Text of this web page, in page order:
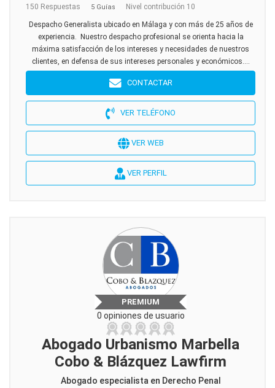
150 Respuestas 5 Guías Nivel contribución 10
Despacho Generalista ubicado en Málaga y con más de 25 años de
experiencia. Nuestro despacho profesional se orienta hacia la
máxima satisfacción de los intereses y necesidades de nuestros
clientes, en defensa de sus intereses personales y económicos....
CONTACTAR
VER TELÉFONO
VER WEB
VER PERFIL
PREMIUM
0 opiniones de usuario
Abogado Urbanismo Marbella
Cobo & Blázquez Lawfirm
Abogado especialista en Derecho Penal